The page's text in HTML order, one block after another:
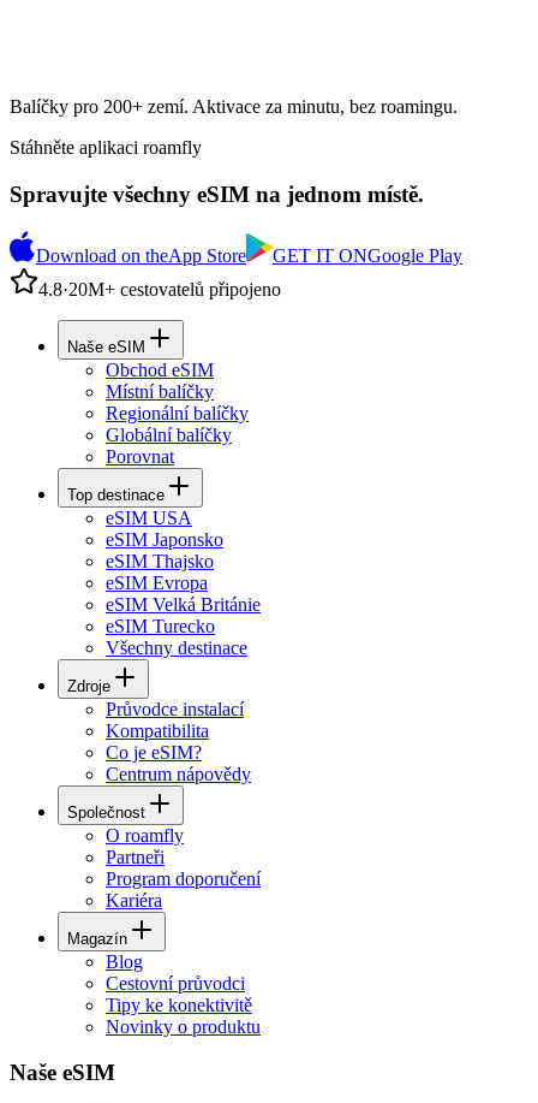
Balíčky pro 200+ zemí. Aktivace za minutu, bez roamingu.
Stáhněte aplikaci roamfly
Spravujte všechny eSIM na jednom místě.
Download on theApp Store GET IT ONGoogle Play
4.8·20M+ cestovatelů připojeno
Naše eSIM
Obchod eSIM
Místní balíčky
Regionální balíčky
Globální balíčky
Porovnat
Top destinace
eSIM USA
eSIM Japonsko
eSIM Thajsko
eSIM Evropa
eSIM Velká Británie
eSIM Turecko
Všechny destinace
Zdroje
Průvodce instalací
Kompatibilita
Co je eSIM?
Centrum nápovědy
Společnost
O roamfly
Partneři
Program doporučení
Kariéra
Magazín
Blog
Cestovní průvodci
Tipy ke konektivitě
Novinky o produktu
Naše eSIM